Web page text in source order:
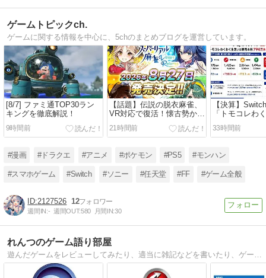
ゲームトピックch.
ゲームに関する情報を中心に、5chのまとめブログを運営しています。
[8/7] ファミ通TOP30ラン
キングを徹底解説！
9時間前
【話題】伝説の脱衣麻雀、
VR対応で復活！懐古勢から
キャラデザ変更でツッコミ
続出
21時間前
【決算】
「トモコレわ
「ぽこ あ ポ
売本数は？
33時間前
#漫画 #ドラクエ #アニメ #ポケモン #PS5 #モンハン
#スマホゲーム #Switch #ソニー #任天堂 #FF #ゲーム全般
2127526 12
週間IN:- 週間OUT:580 月間IN:30
れんつのゲーム語り部屋
遊んだゲームをレビューしてみたり、適当に雑記などを書いたり、ゲーム関係のことを緩〜く書いてます。